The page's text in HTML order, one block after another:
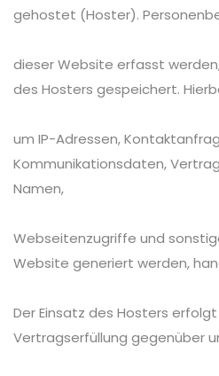
gehostet (Hoster).
dieser Website erfasst
des Hosters gespeichert.
um IP-Adressen,
Kommunikationsdaten,
Namen,
Webseitenzugriffe und
Website generiert werden,
Der Einsatz des Hosters
Vertragserfüllung gegenüber